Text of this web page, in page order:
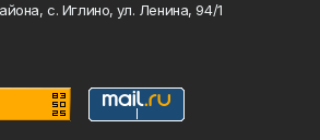
с. Иглино, ул. Ленина, 94/1